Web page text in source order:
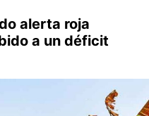
alerta roja
a un déficit